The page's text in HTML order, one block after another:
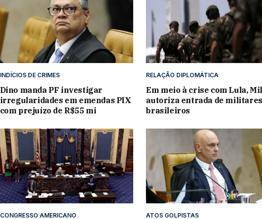
INDÍCIOS DE CRIMES
Dino manda PF investigar
irregularidades em emendas PIX
com prejuízo de R$55 mi
RELAÇÃO DIPLOMÁTICA
Em meio à crise com Lula,
autoriza entrada de militares
brasileiros
CONGRESSO AMERICANO ATOS GOLPISTAS